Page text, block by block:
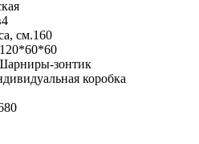
4
см.160
120*60*60
зонтик
коробка